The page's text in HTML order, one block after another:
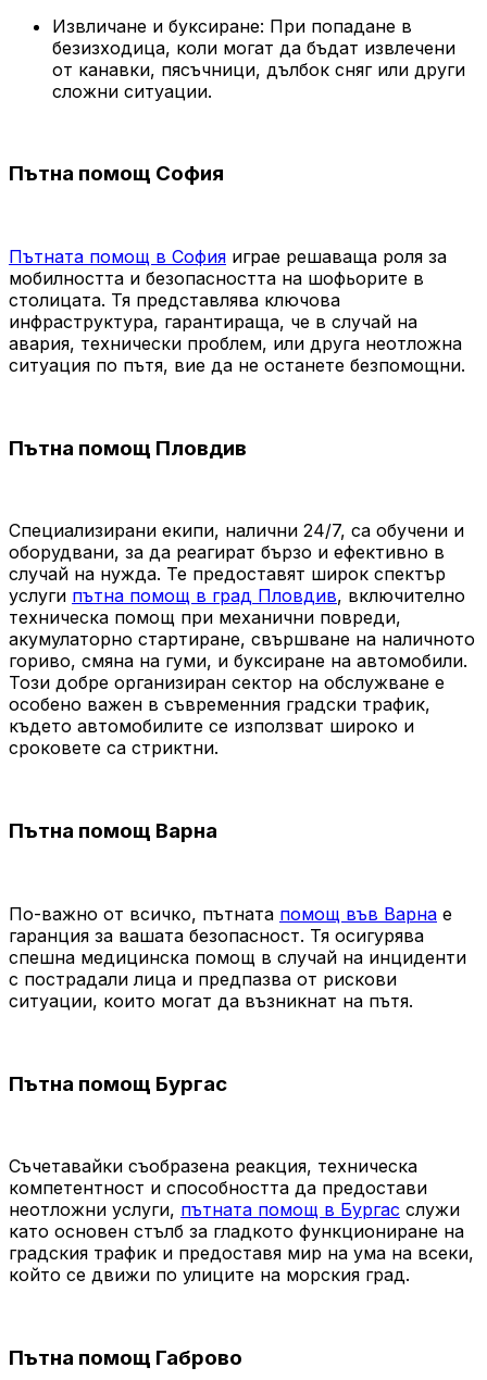
Извличане и буксиране: При попадане в
безизходица, коли могат да бъдат извлечени
от канавки, пясъчници, дълбок сняг или други
сложни ситуации.
Пътна помощ София
Пътната помощ в София играе решаваща роля за
мобилността и безопасността на шофьорите в
столицата. Тя представлява ключова
инфраструктура, гарантираща, че в случай на
авария, технически проблем, или друга неотложна
ситуация по пътя, вие да не останете безпомощни.
Пътна помощ Пловдив
Специализирани екипи, налични 24/7, са обучени и
оборудвани, за да реагират бързо и ефективно в
случай на нужда. Те предоставят широк спектър
услуги пътна помощ в град Пловдив, включително
техническа помощ при механични повреди,
акумулаторно стартиране, свършване на наличното
гориво, смяна на гуми, и буксиране на автомобили.
Този добре организиран сектор на обслужване е
особено важен в съвременния градски трафик,
където автомобилите се използват широко и
сроковете са стриктни.
Пътна помощ Варна
По-важно от всичко, пътната помощ във Варна е
гаранция за вашата безопасност. Тя осигурява
спешна медицинска помощ в случай на инциденти
с пострадали лица и предпазва от рискови
ситуации, които могат да възникнат на пътя.
Пътна помощ Бургас
Съчетавайки съобразена реакция, техническа
компетентност и способността да предостави
неотложни услуги, пътната помощ в Бургас служи
като основен стълб за гладкото функциониране на
градския трафик и предоставя мир на ума на всеки,
който се движи по улиците на морския град.
Пътна помощ Габрово